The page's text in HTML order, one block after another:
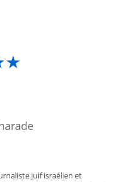
juif israélien et